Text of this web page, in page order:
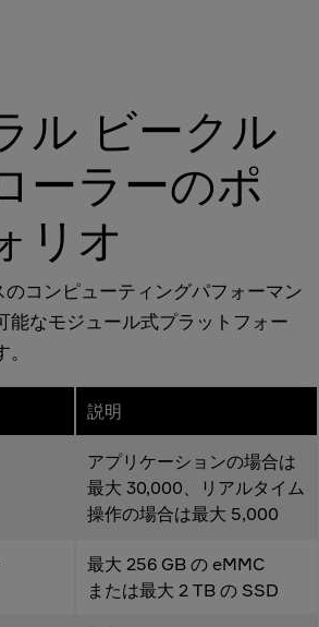
ル ビークル
ーラーのポ
リオ
コンピューティングパフォーマン
能なモジュール式プラットフォー
説明
アプリケーションの場合は
最大 30,000、リアルタイム
操作の場合は最大 5,000
最大 256 GB の eMMC
または最大 2 TB の SSD